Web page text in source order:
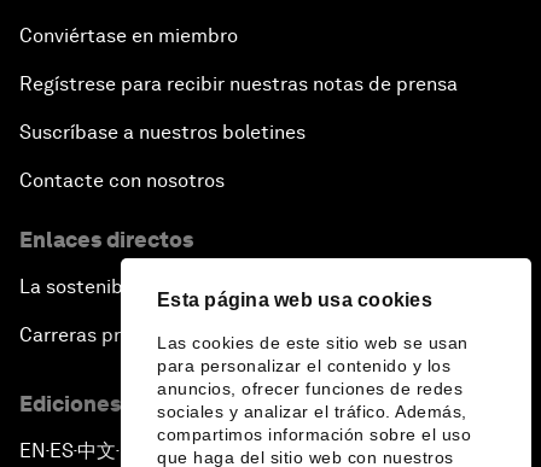
Esta página web usa cookies
Las cookies de este sitio web se usan
para personalizar el contenido y los
anuncios, ofrecer funciones de redes
sociales y analizar el tráfico. Además,
compartimos información sobre el uso
que haga del sitio web con nuestros
Conviértase en miembro
Regístrese para recibir nuestras notas de prensa
Suscríbase a nuestros boletines
Contacte con nosotros
Enlaces directos
La sostenibilidad en el Foro
Carreras profesionales
Ediciones en otros idiomas
EN ▪ES▪中文▪ 日本語